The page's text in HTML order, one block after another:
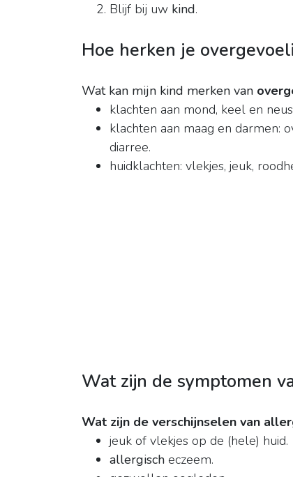
Blijf bij uw kind.
Hoe herken je
Wat kan mijn kind merken van
klachten aan mond, keel en
klachten aan maag en darmen:
diarree.
huidklachten: vlekjes, jeuk,
Wat zijn de symptomen
Wat zijn de verschijnselen van
jeuk of vlekjes op de (hele) huid.
allergisch eczeem.